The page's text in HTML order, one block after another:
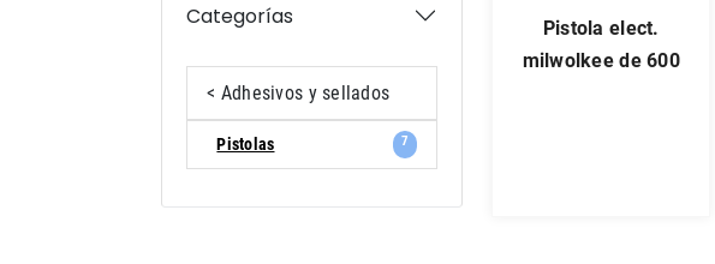
Categorías
< Adhesivos y sellados
Pistolas 7
pistola elect.
milwolkee de 600